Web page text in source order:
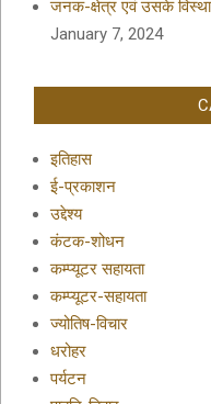
जनक-क्षेत्र एवं उसके
January 7, 2024
इतिहास
ई-प्रकाशन
उद्देश्य
कंटक-शोधन
कम्प्यूटर सहायता
कम्प्यूटर-सहायता
ज्योतिष-विचार
धरोहर
पर्यटन